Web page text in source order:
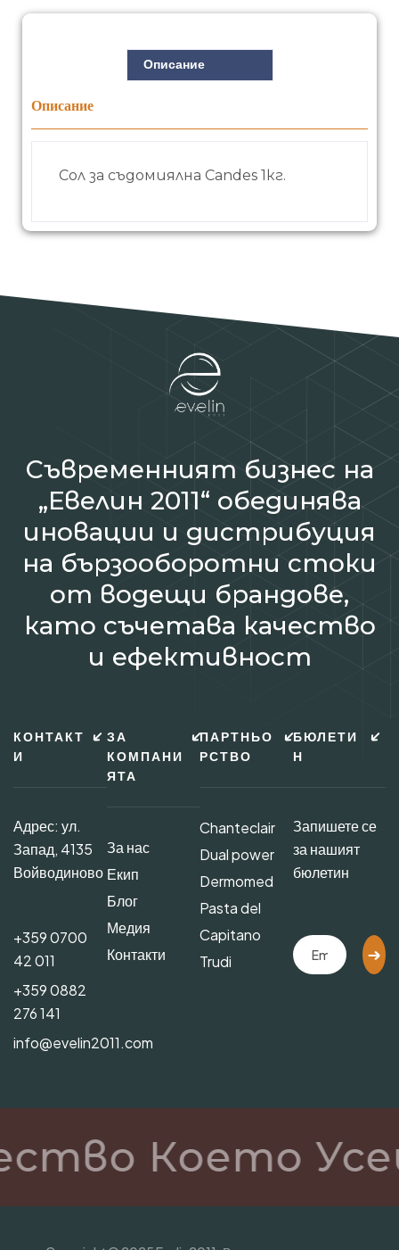
Описание
Описание
Сол за съдомиялна Candes 1кг.
Съвременният бизнес на
„Евелин 2011“ обединява
иновации и дистрибуция
на бързооборотни стоки
от водещи брандове,
като съчетава качество
и ефективност
КОНТАКТ
И
Адрес: ул.
Запад, 4135
Войводиново
+359 0700
42 011
+359 0882
276 141
info@evelin2011.com
ЗА
КОМПАНИ
ЯТА
За нас
Екип
Блог
Медия
Контакти
ПАРТНЬО
РСТВО
Chanteclair
Dual power
Dermomed
Pasta del
Capitano
Trudi
БЮЛЕТИ
Н
Запишете се
за нашият
бюлетин
Което